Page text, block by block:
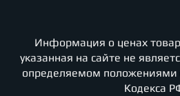
Информация о ценах
указанная на сайте не
определяемом положениями
Кодекса